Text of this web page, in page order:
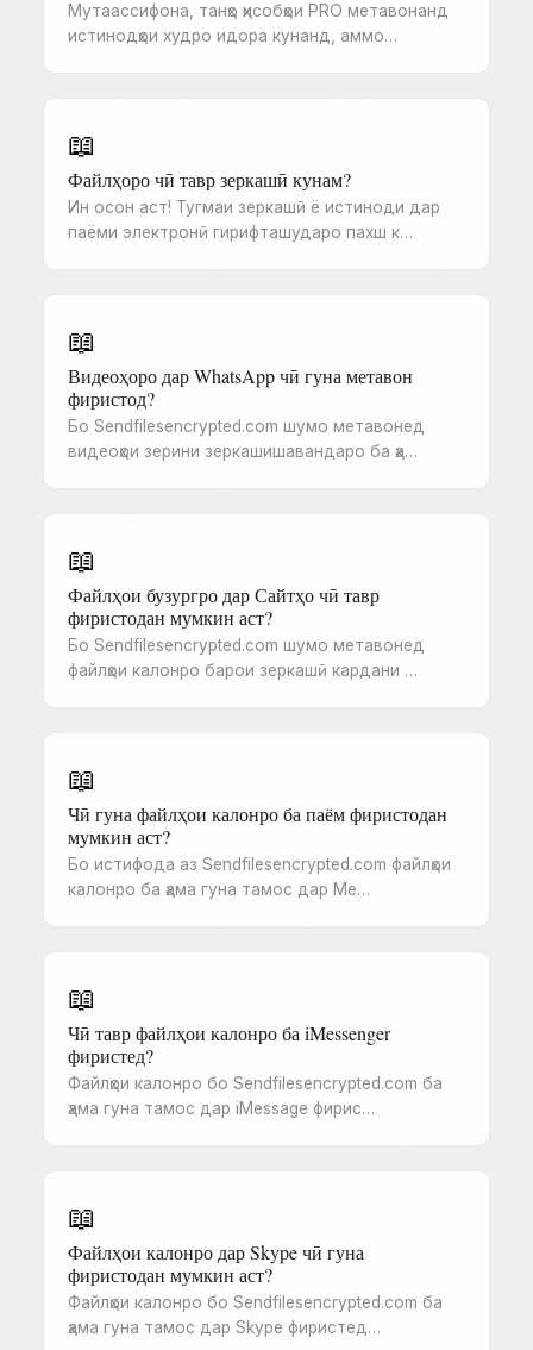
Мутаассифона, танҳо ҳисобҳои PRO метавонанд
истинодҳои худро идора кунанд, аммо…
📖
Файлҳоро чӣ тавр зеркашӣ кунам?
Ин осон аст! Тугмаи зеркашӣ ё истиноди дар
паёми электронӣ гирифташударо пахш к…
📖
Видеоҳоро дар WhatsApp чӣ гуна метавон
фиристод?
Бо Sendfilesencrypted.com шумо метавонед
видеоҳои зерини зеркашишавандаро ба ҳа…
📖
Файлҳои бузургро дар Сайтҳо чӣ тавр
фиристодан мумкин аст?
Бо Sendfilesencrypted.com шумо метавонед
файлҳои калонро барои зеркашӣ кардани …
📖
Чӣ гуна файлҳои калонро ба паём фиристодан
мумкин аст?
Бо истифода аз Sendfilesencrypted.com файлҳои
калонро ба ҳама гуна тамос дар Me…
📖
Чӣ тавр файлҳои калонро ба iMessenger
фиристед?
Файлҳои калонро бо Sendfilesencrypted.com ба
ҳама гуна тамос дар iMessage фирис…
📖
Файлҳои калонро дар Skype чӣ гуна
фиристодан мумкин аст?
Файлҳои калонро бо Sendfilesencrypted.com ба
ҳама гуна тамос дар Skype фиристед…